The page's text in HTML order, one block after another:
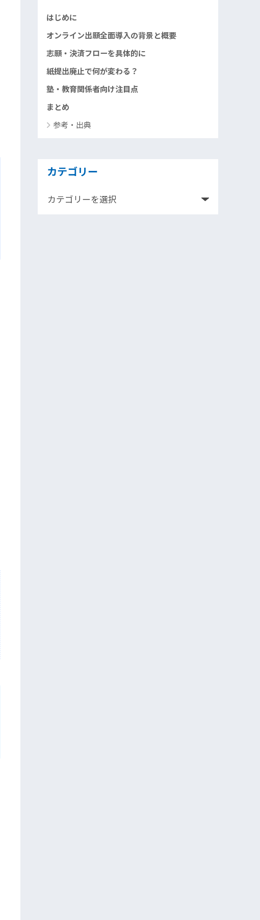
はじめに
オンライン出願全面導入の背景と概要
志願・決済フローを具体的に
紙提出廃止で何が変わる？
塾・教育関係者向け注目点
まとめ
参考・出典
カテゴリー